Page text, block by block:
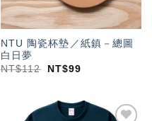
NTU 陶瓷杯墊／紙鎮－總圖
白日夢
NT$112 NT$99